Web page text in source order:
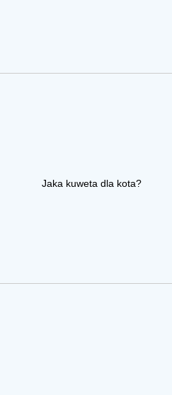
Jaka kuweta dla kota?